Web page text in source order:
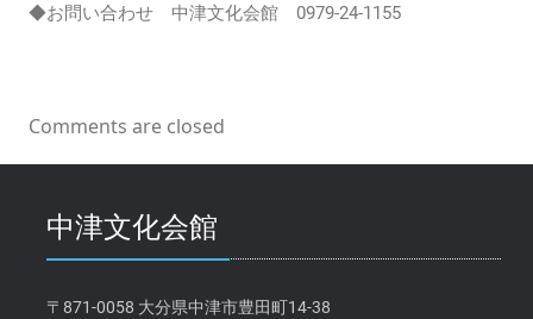
◆お問い合わせ 中津文化会館 0979-24-1155
Comments are closed
中津文化会館
〒871-0058 大分県中津市豊田町14-38